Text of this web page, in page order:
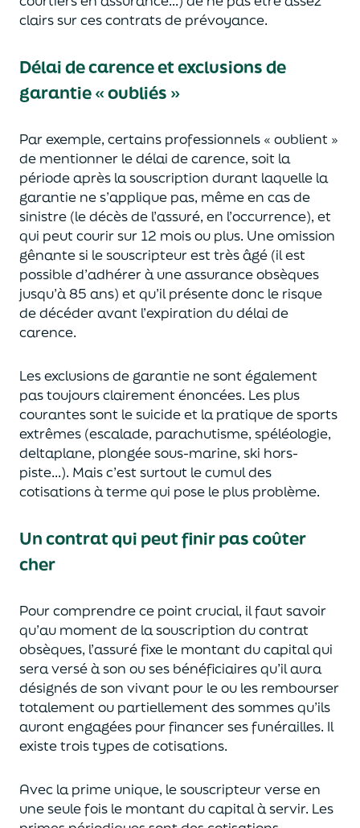
clairs sur ces contrats de prévoyance.
Délai de carence et exclusions de
garantie « oubliés »
Par exemple, certains professionnels « oublient »
de mentionner le délai de carence, soit la
période après la souscription durant laquelle la
garantie ne s’applique pas, même en cas de
sinistre (le décès de l’assuré, en l’occurrence), et
qui peut courir sur 12 moisou plus. Une omission
gênante si le souscripteur esttrèsâgé (il est
possible d’adhérer à une assurance obsèques
jusqu’à 85 ans) et qu’il présente donc le risque
de décéder avant l’expiration du délai de
carence.
Les exclusions de garantie ne sont également
pas toujours clairement énoncées. Les plus
courantessont le suicide et la pratique de sports
extrêmes (escalade, parachutisme, spéléologie,
deltaplane, plongée sous-marine, ski hors-
piste...). Mais c’est surtout le cumul des
cotisations à terme qui pose le plus problème.
Un contrat qui peut finir pas coûter
cher
Pour comprendre ce point crucial, il faut savoir
qu’au moment de la souscription du contrat
obsèques, l’assuré fixe le montant du capital qui
sera versé à son ou ses bénéficiaires qu’il aura
désignés de son vivant pour le ou les rembourser
totalement ou partiellementdes sommes qu’ils
auront engagées pour financer ses funérailles. Il
existe trois types de cotisations.
Avec la prime unique, le souscripteur verse en
une seule fois le montant du capitalà servir. Les